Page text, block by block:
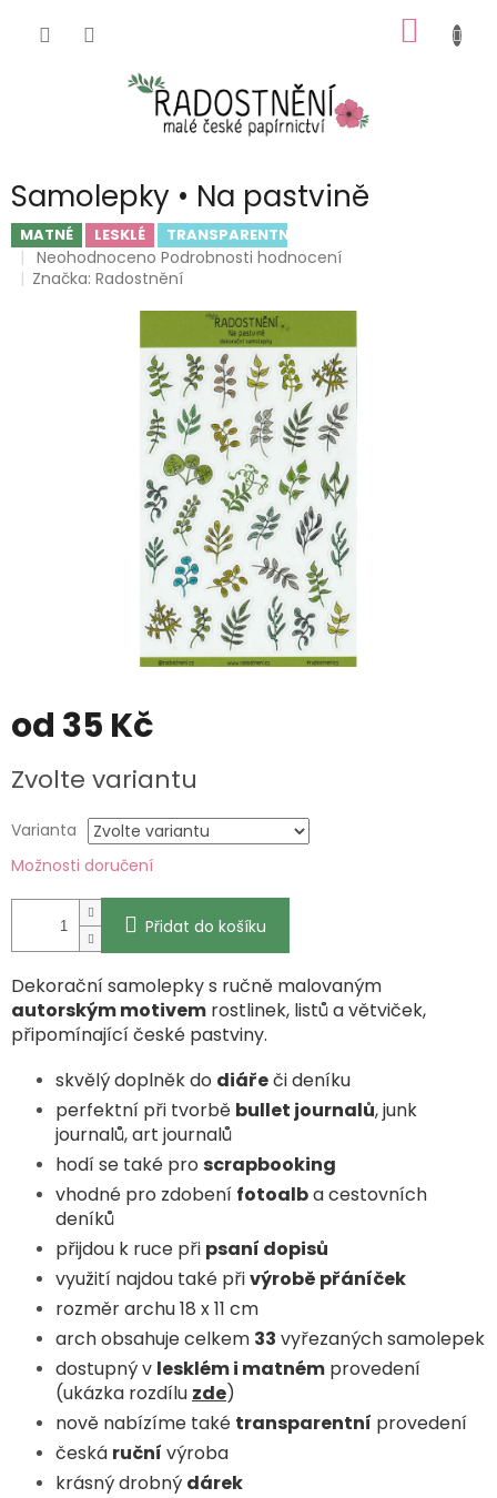
KOŠÍK
Samolepky • Na pastvině
MATNÉ LESKLÉ TRANSPARENTNÍ
Průměrné
hodnocení
Neohodnoceno Podrobnosti hodnocení
Značka:Radostnění
od 35 Kč
cena:
Zvolte variantu
Varianta
Možnosti doručení
Přidat do košíku
Dekorační samolepky s ručně malovaným
autorským motivem rostlinek, listů a větviček,
připomínající české pastviny.
skvělý doplněk do diářeči deníku
perfektní při tvorbě bullet journalů, junk
journalů, art journalů
hodí se také pro scrapbooking
vhodné pro zdobení fotoalba cestovních
deníků
přijdou k ruce při psaní dopisů
využití najdou také přivýrobě přáníček
rozměr archu 18 x 11 cm
arch obsahuje celkem 33 vyřezaných samolepek
dostupný v lesklém i matném provedení
(ukázka rozdílu zde)
nově nabízíme také transparentní provedení
česká ruční výroba
krásný drobný dárek